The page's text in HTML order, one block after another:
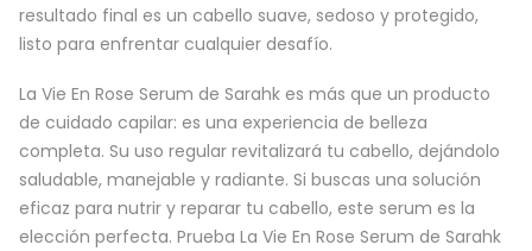
resultado final es un cabello suave, sedoso y protegido,
listo para enfrentar cualquier desafío.
La Vie En Rose Serum de Sarahk es más que un producto
de cuidado capilar: es una experiencia de belleza
completa. Su uso regular revitalizará tu cabello, dejándolo
saludable, manejable y radiante. Si buscas una solución
eficaz para nutrir y reparar tu cabello, este serum es la
elección perfecta. Prueba La Vie En Rose Serum de Sarahk